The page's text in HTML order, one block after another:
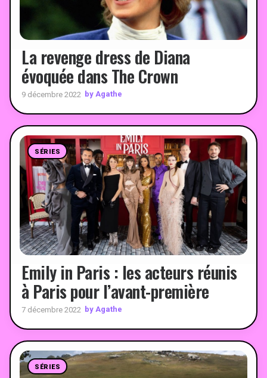
La revenge dress de Diana
évoquée dans The Crown
9 décembre 2022 by Agathe
SÉRIES
Emily in Paris : les acteurs réunis
à Paris pour l’avant-première
7 décembre 2022 by Agathe
SÉRIES